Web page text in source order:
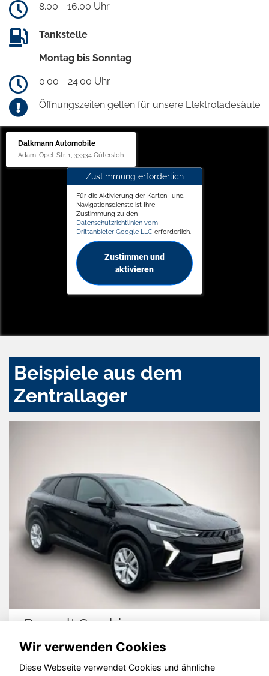
8.00 - 16.00 Uhr
Tankstelle
Montag bis Sonntag
0.00 - 24.00 Uhr
Öffnungszeiten gelten für unsere Elektroladesäule
Dalkmann Automobile
Adam-Opel-Str. 1, 33334 Gütersloh
Zustimmung erforderlich
Für die Aktivierung der Karten- und
Navigationsdienste ist Ihre
Zustimmung zu den
Datenschutzrichtlinien vom
Drittanbieter Google LLC erforderlich.
Zustimmen und
aktivieren
Beispiele aus dem
Zentrallager
Renault Symbioz
Wir verwenden Cookies
Diese Webseite verwendet Cookies und ähnliche